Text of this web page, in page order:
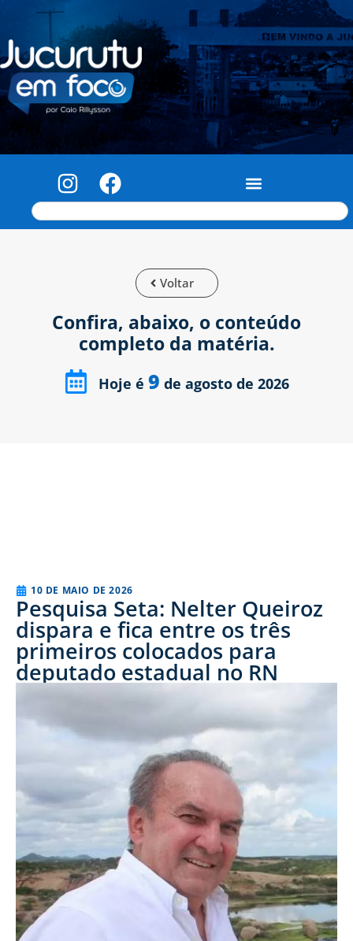
Voltar
Confira, abaixo, o conteúdo
completo da matéria.
Hoje é 9 de agosto de 2026
10 DE MAIO DE 2026
Pesquisa Seta: Nelter Queiroz
dispara e fica entre os três
primeiros colocados para
deputado estadual no RN